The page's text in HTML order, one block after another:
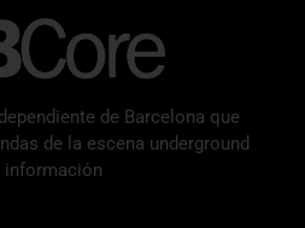
de Barcelona que
de la escena underground
información